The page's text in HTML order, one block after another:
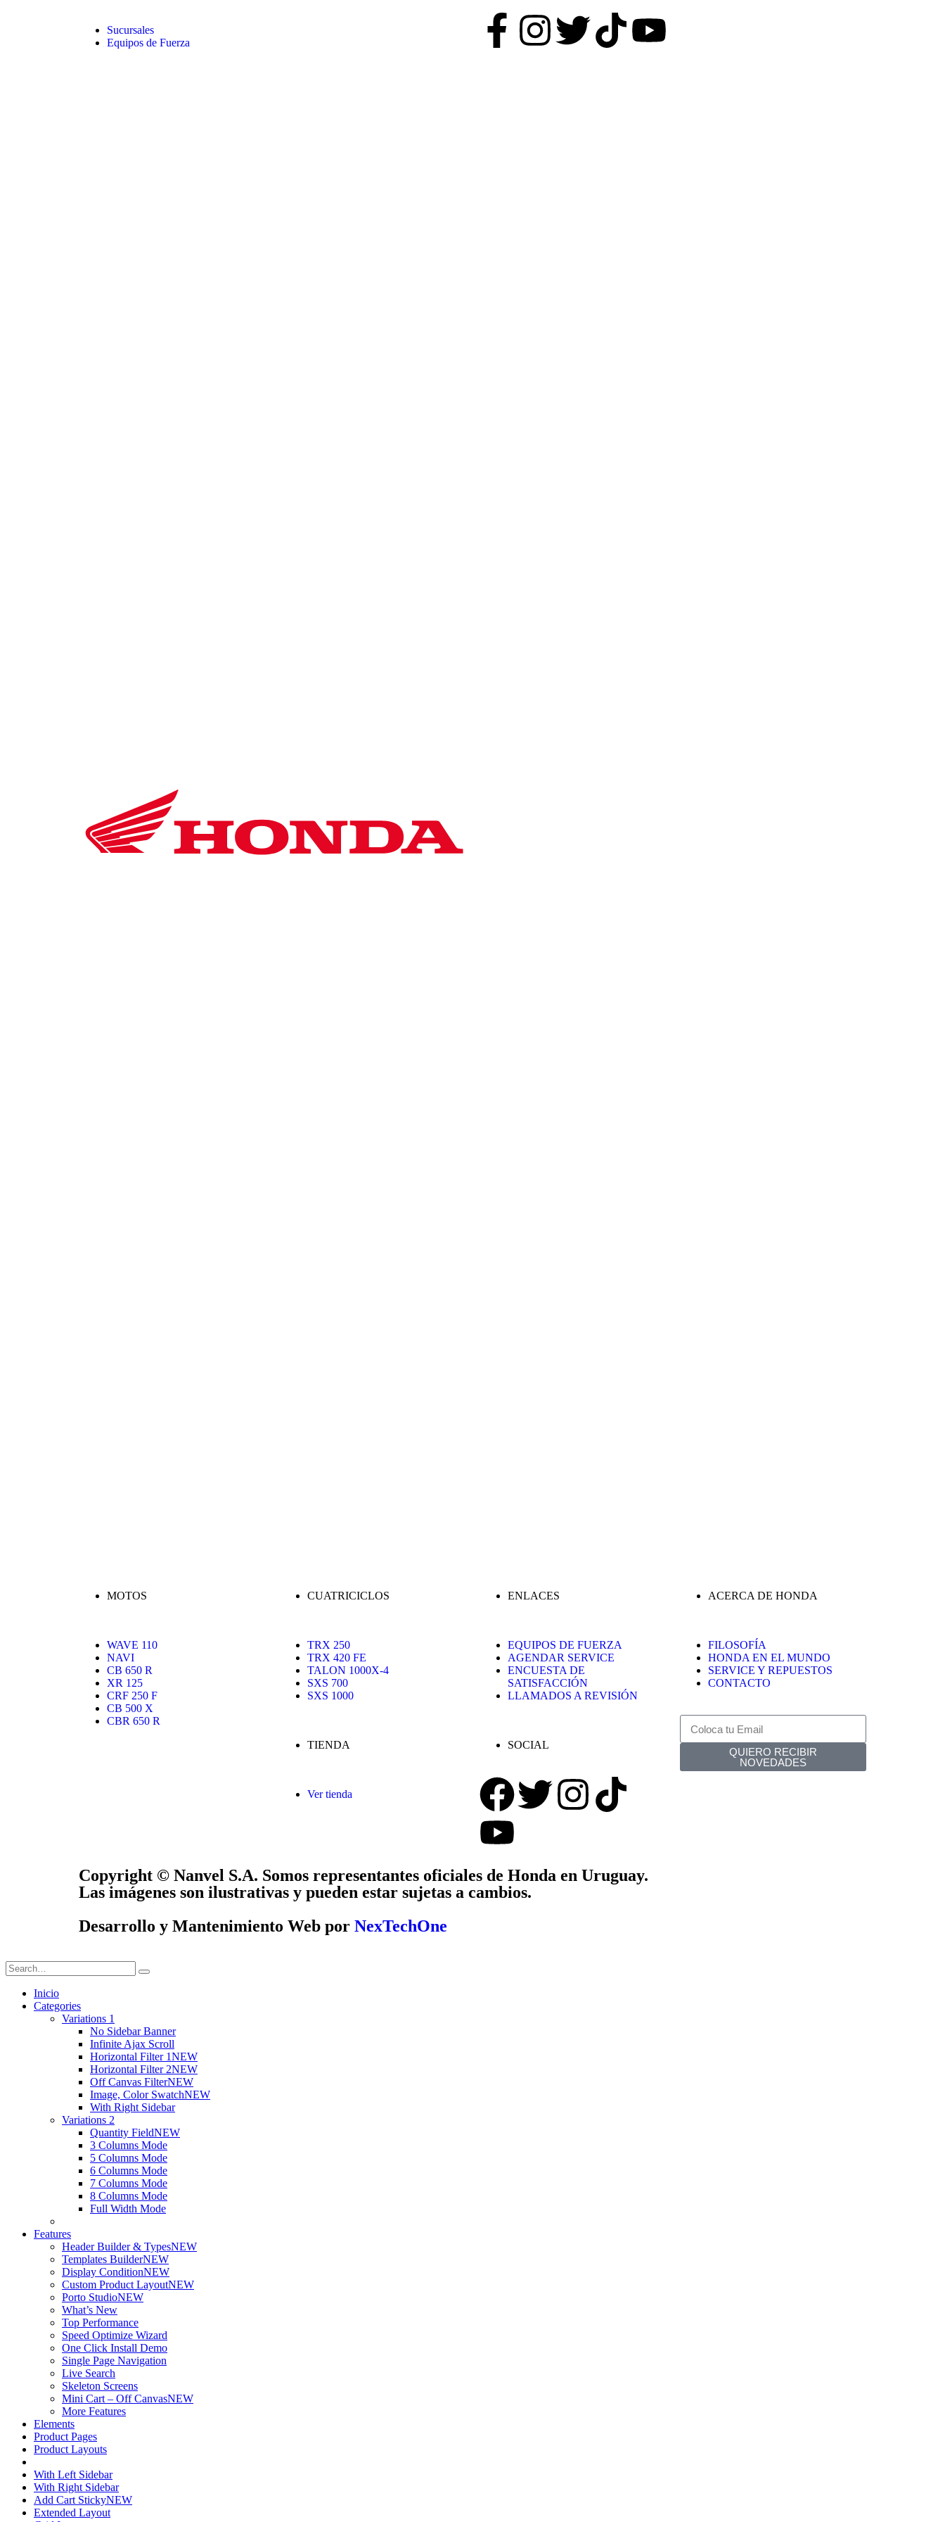
Sucursales
Equipos de Fuerza
MOTOS
WAVE 110
NAVI
CB 650 R
XR 125
CRF 250 F
CB 500 X
CBR 650 R
CUATRICICLOS
TRX 250
TRX 420 FE
TALON 1000X-4
SXS 700
SXS 1000
TIENDA
Ver tienda
ENLACES
EQUIPOS DE FUERZA
AGENDAR SERVICE
ENCUESTA DE
SATISFACCIÓN
LLAMADOS A REVISIÓN
SOCIAL
ACERCA DE HONDA
FILOSOFÍA
HONDA EN EL MUNDO
SERVICE Y REPUESTOS
CONTACTO
QUIERO RECIBIR
NOVEDADES
Copyright © Nanvel S.A. Somos representantes oficiales de Honda en Uruguay.
Las imágenes son ilustrativas y pueden estar sujetas a cambios.
Desarrollo y Mantenimiento Web por NexTechOne
Inicio
Categories
Variations 1
No Sidebar Banner
Infinite Ajax Scroll
Horizontal Filter 1NEW
Horizontal Filter 2NEW
Off Canvas FilterNEW
Image, Color SwatchNEW
With Right Sidebar
Variations 2
Quantity FieldNEW
3 Columns Mode
5 Columns Mode
6 Columns Mode
7 Columns Mode
8 Columns Mode
Full Width Mode
Features
Header Builder & TypesNEW
Templates BuilderNEW
Display ConditionNEW
Custom Product LayoutNEW
Porto StudioNEW
What’s New
Top Performance
Speed Optimize Wizard
One Click Install Demo
Single Page Navigation
Live Search
Skeleton Screens
Mini Cart – Off CanvasNEW
More Features
Elements
Product Pages
Product Layouts
With Left Sidebar
With Right Sidebar
Add Cart StickyNEW
Extended Layout